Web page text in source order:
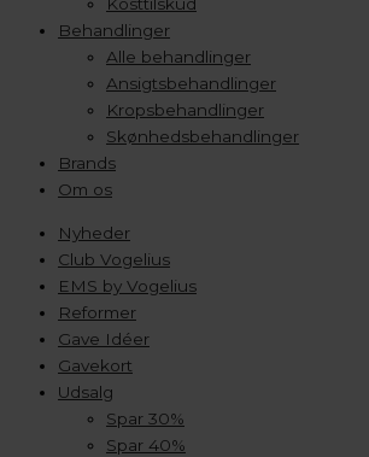
Kosttilskud
Behandlinger
Alle behandlinger
Ansigtsbehandlinger
Kropsbehandlinger
Skønhedsbehandlinger
Brands
Om os
Nyheder
Club Vogelius
EMS by Vogelius
Reformer
Gave Idéer
Gavekort
Udsalg
Spar 30%
Spar 40%